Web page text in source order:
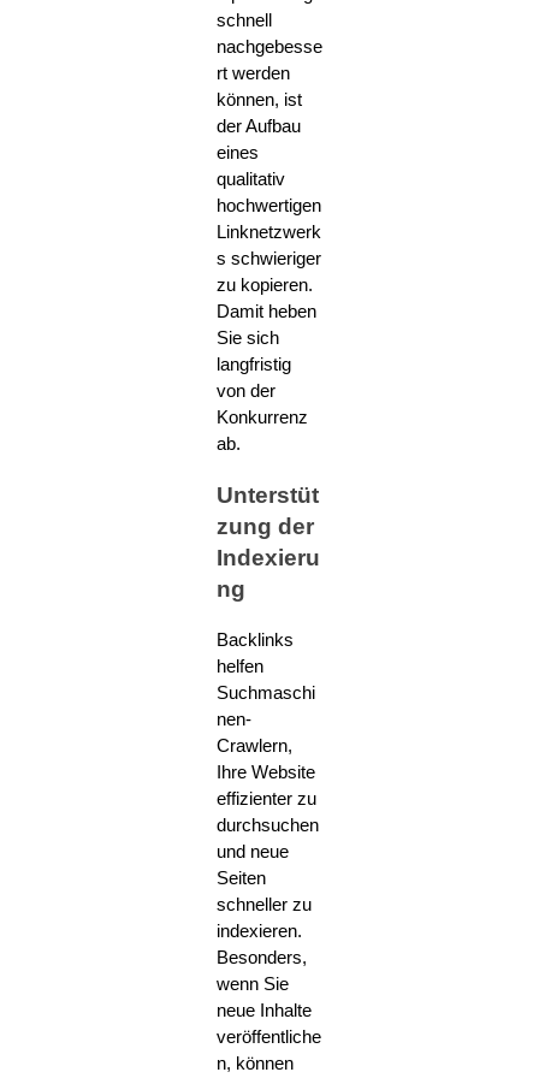
schnell
nachgebesse
rt werden
können, ist
der Aufbau
eines
qualitativ
hochwertigen
Linknetzwerk
s schwieriger
zu kopieren.
Damit heben
Sie sich
langfristig
von der
Konkurrenz
ab.
Unterstüt
zung der
Indexieru
ng
Backlinks
helfen
Suchmaschi
nen-
Crawlern,
Ihre Website
effizienter zu
durchsuchen
und neue
Seiten
schneller zu
indexieren.
Besonders,
wenn Sie
neue Inhalte
veröffentliche
n, können